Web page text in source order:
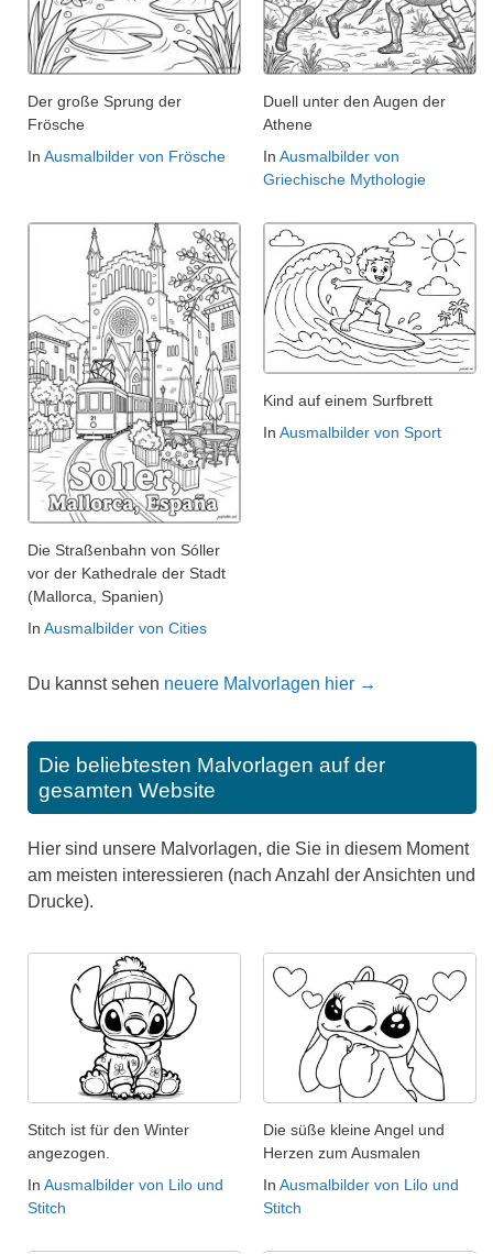
Der große Sprung der
Frösche
In Ausmalbilder von Frösche
Duell unter den Augen der
Athene
In Ausmalbilder von
Griechische Mythologie
Die Straßenbahn von Sóller
vor der Kathedrale der Stadt
(Mallorca, Spanien)
In Ausmalbilder von Cities
Kind auf einem Surfbrett
In Ausmalbilder von Sport
Du kannst sehen neuere Malvorlagen hier →
Die beliebtesten Malvorlagen auf der
gesamten Website
Hier sind unsere Malvorlagen, die Sie in diesem Moment
am meisten interessieren (nach Anzahl der Ansichten und
Drucke).
Stitch ist für den Winter
angezogen.
In Ausmalbilder von Lilo und
Stitch
Die süße kleine Angel und
Herzen zum Ausmalen
In Ausmalbilder von Lilo und
Stitch